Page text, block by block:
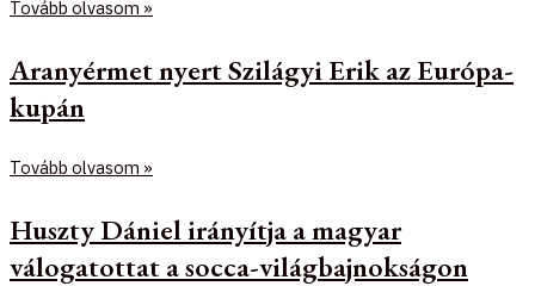
Tovább olvasom »
Aranyérmet nyert Szilágyi Erik az Európa-
kupán
Tovább olvasom »
Huszty Dániel irányítja a magyar
válogatottat a socca-világbajnokságon